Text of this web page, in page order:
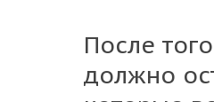
После
должно